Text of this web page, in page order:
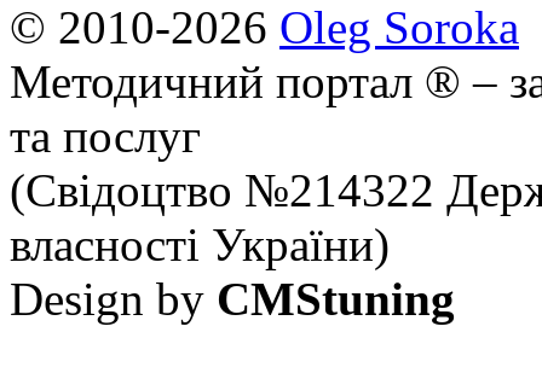
© 2010-2026 Oleg Soroka
Методичний портал ® –
та послуг
(Свідоцтво №214322
власності України)
Design by CMStuning